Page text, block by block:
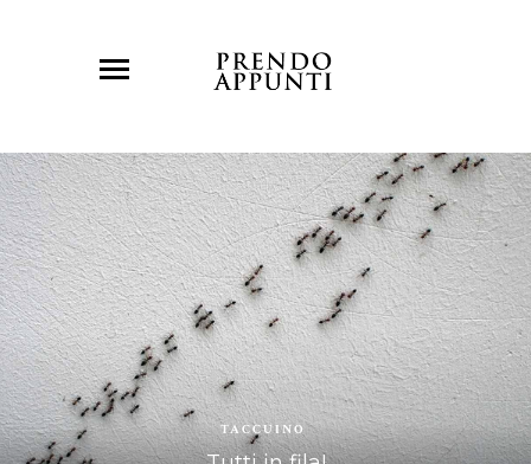
TACCUINO